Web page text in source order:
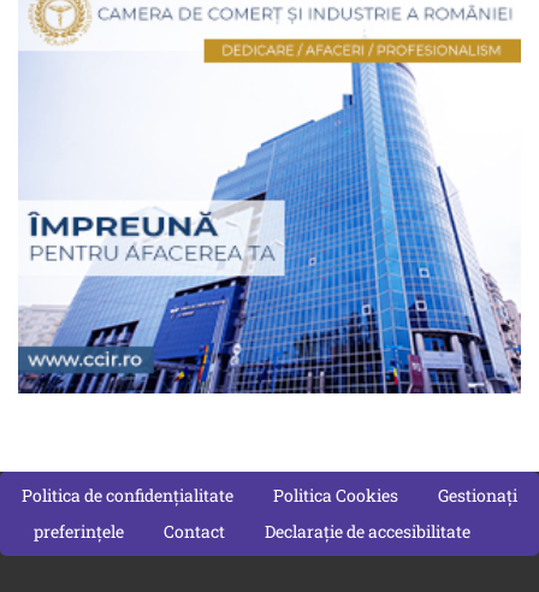
Politica de confidențialitate Politica Cookies
Gestionați
preferințele
Contact Declarație de accesibilitate